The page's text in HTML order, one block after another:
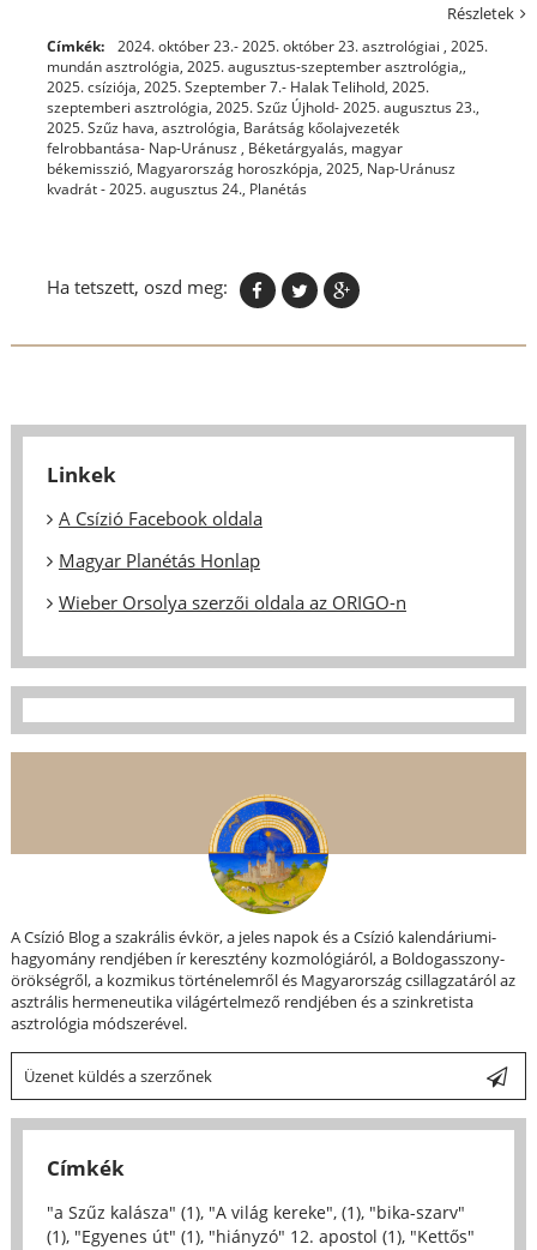
Részletek
Címkék: 2024. október 23.- 2025. október 23. asztrológiai , 2025.
mundán asztrológia, 2025. augusztus-szeptember asztrológia,,
2025. csíziója, 2025. Szeptember 7.- Halak Telihold, 2025.
szeptemberi asztrológia, 2025. Szűz Újhold- 2025. augusztus 23.,
2025. Szűz hava, asztrológia, Barátság kőolajvezeték
felrobbantása- Nap-Uránusz , Béketárgyalás, magyar
békemisszió, Magyarország horoszkópja, 2025, Nap-Uránusz
kvadrát - 2025. augusztus 24., Planétás
Ha tetszett, oszd meg:
Linkek
A Csízió Facebook oldala
Magyar Planétás Honlap
Wieber Orsolya szerzői oldala az ORIGO-n
A Csízió Blog a szakrális évkör, a jeles napok és a Csízió kalendáriumi-
hagyomány rendjében ír keresztény kozmológiáról, a Boldogasszony-
örökségről, a kozmikus történelemről és Magyarország csillagzatáról az
asztrális hermeneutika világértelmező rendjében és a szinkretista
asztrológia módszerével.
Üzenet küldés a szerzőnek
Címkék
"a Szűz kalásza" (1), "A világ kereke", (1), "bika-szarv"
(1), "Egyenes út" (1), "hiányzó" 12. apostol (1), "Kettős"